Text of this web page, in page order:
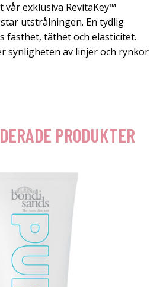
vår exklusiva RevitaKey™
utstrålningen. En tydlig
fasthet, täthet och elasticitet.
synligheten av linjer och rynkor
PRODUKTER